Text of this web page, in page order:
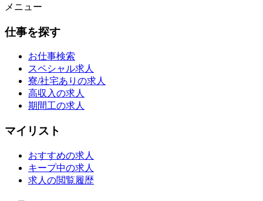
メニュー
仕事を探す
お仕事検索
スペシャル求人
寮/社宅ありの求人
高収入の求人
期間工の求人
マイリスト
おすすめの求人
キープ中の求人
求人の閲覧履歴